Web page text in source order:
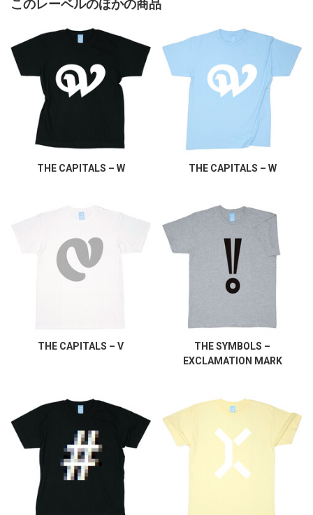
このレーベルのほかの商品
THE CAPITALS – W THE CAPITALS – W
THE CAPITALS – V
THE SYMBOLS –
EXCLAMATION MARK